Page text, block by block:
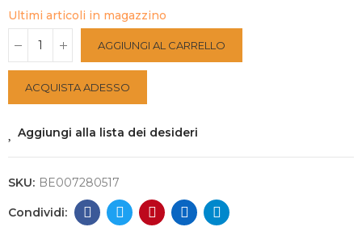
Ultimi articoli in magazzino
AGGIUNGI AL CARRELLO
ACQUISTA ADESSO
Aggiungi alla lista dei desideri
SKU: BE007280517